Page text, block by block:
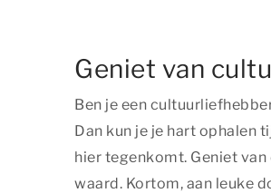
Geniet van
Ben je een
Dan kun je je hart ophalen
hier tegenkomt. Geniet
waard. Kortom, aan leuke